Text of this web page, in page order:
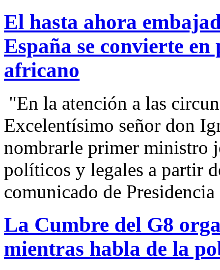
El hasta ahora
España se convierte
africano
"En la atención a las
Excelentísimo señor don
nombrarle primer ministro
políticos y legales a partir
comunicado de Presidencia
La Cumbre del G8
mientras habla de la